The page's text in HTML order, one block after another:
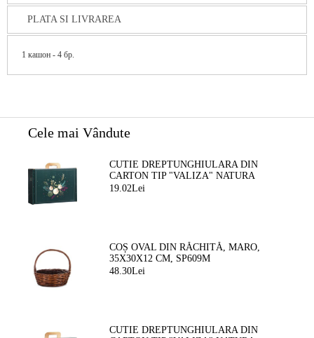
PLATA SI LIVRAREA
1 кашон - 4 бр.
Cele mai Vândute
CUTIE DREPTUNGHIULARA DIN
CARTON TIP "VALIZA" NATURA
FERMECATA VERDE/AURIE, 34,2 X
19.02Lei
COȘ OVAL DIN RĂCHITĂ, MARO,
35X30X12 CM, SP609M
48.30Lei
CUTIE DREPTUNGHIULARA DIN